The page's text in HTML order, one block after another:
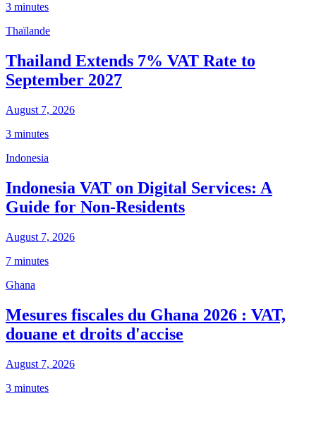
3 minutes
Thaïlande
Thailand Extends 7% VAT Rate to
September 2027
August 7, 2026
3 minutes
Indonesia
Indonesia VAT on Digital Services: A
Guide for Non-Residents
August 7, 2026
7 minutes
Ghana
Mesures fiscales du Ghana 2026 : VAT,
douane et droits d'accise
August 7, 2026
3 minutes